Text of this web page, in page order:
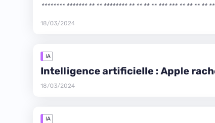
******** ******* ** ** ******** ** ** ** ** *** *** ** ** ** ** ** ** **** **** ** **
******* ** ** ********
18/03/2024
IA
Intelligence artificielle : Apple
18/03/2024
IA